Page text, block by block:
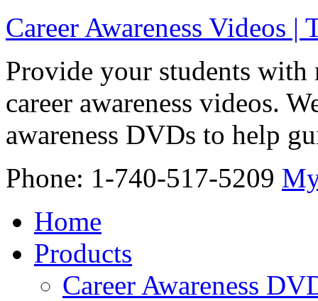
Career Awareness Videos
Provide your students
career awareness videos.
awareness DVDs to help
Phone: 1-740-517-5209
Home
Products
Career Awareness